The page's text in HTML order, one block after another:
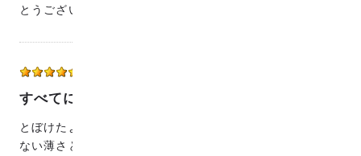
とうございました。
すべてに満足
とぼけたようなワニの顔もハンカチの色合いも、かさばら
ない薄さと上質な手触りも、すべてに満足です。パッケー